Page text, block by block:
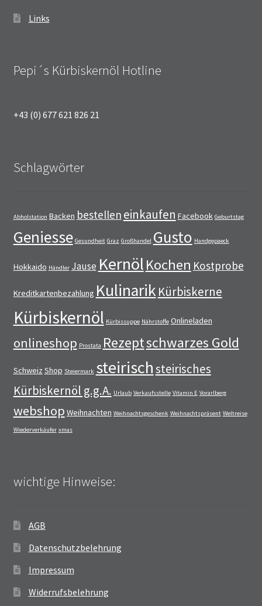
Links
Pepi´s Kürbiskernöl Hotline
+43 (0) 677 621 826 21
Schlagwörter
Abholstation Backen bestellen einkaufen Facebook Geburtstag
Geniesse Gesundheit Graz Großhandel Gusto Handgepaeck
Hokkaido Händler Jause KernölKochen Kostprobe
Kreditkartenbezahlung Kulinarik Kürbiskerne
Kürbiskernöl Kürbissuppe Nährstoffe Onlineladen
onlineshop Prostata Rezeptschwarzes Gold
Schweiz Shop Steiermark steirischsteirisches
Kürbiskernöl g.g.A. Urlaub Verkaufsstelle Vitamin E Vorarlberg
webshop Weihnachten Weihnachtsgeschenk Weihnachtspräsent Weltreise
Wiederverkäufer xmas
wichtige Hinweise:
AGB
Datenschutzbelehrung
Impressum
Widerrufsbelehrung